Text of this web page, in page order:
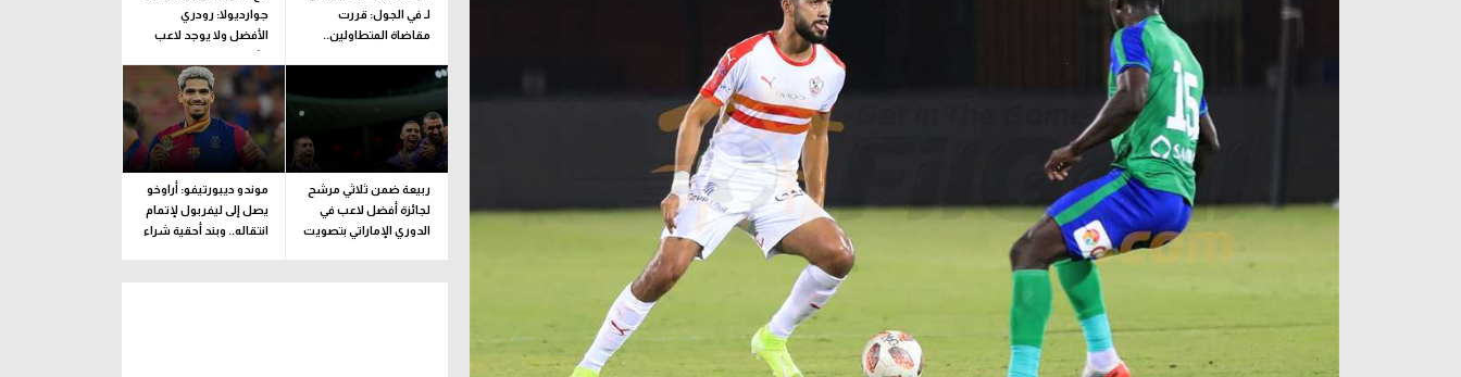
لـ في الجول: قررت
مقاضاة المتطاولين..
جوارديولا: رودري
الأفضل ولا يوجد لاعب
مثله
ربيعة ضمن ثلاثي مرشح
لجائزة أفضل لاعب في
الدوري الإماراتي بتصويت
موندو ديبورتيفو: أراوخو
يصل إلى ليفربول لإتمام
انتقاله.. وبند أحقية شراء